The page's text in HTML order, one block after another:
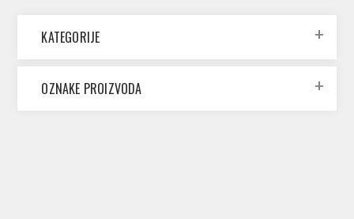
KATEGORIJE
OZNAKE PROIZVODA